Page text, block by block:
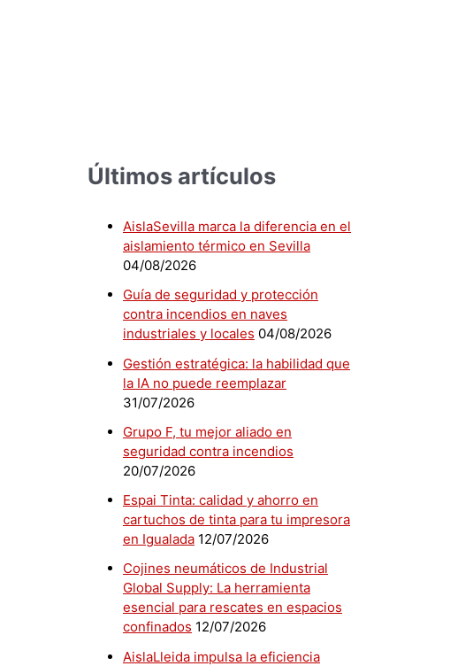
los criterios esenciales que le garantizarán una representación legal
Últimos artículos
AislaSevilla marca la diferencia en el
aislamiento térmico en Sevilla
04/08/2026
Guía de seguridad y protección
contra incendios en naves
industriales y locales 04/08/2026
Gestión estratégica: la habilidad que
la IA no puede reemplazar
31/07/2026
Grupo F, tu mejor aliado en
seguridad contra incendios
20/07/2026
Espai Tinta: calidad y ahorro en
cartuchos de tinta para tu impresora
en Igualada 12/07/2026
Cojines neumáticos de Industrial
Global Supply: La herramienta
esencial para rescates en espacios
confinados 12/07/2026
AislaLleida impulsa la eficiencia